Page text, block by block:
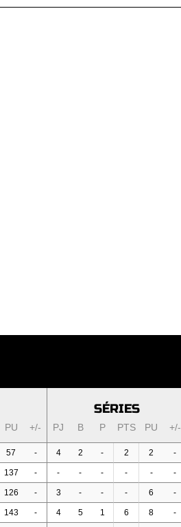
SÉRIES
PU +/- PJ B P PTS PU +/-
57 - 4 2 - 2 2 -
137 - - - - - - -
126 - 3 - - - 6 -
143 - 4 5 1 6 8 -